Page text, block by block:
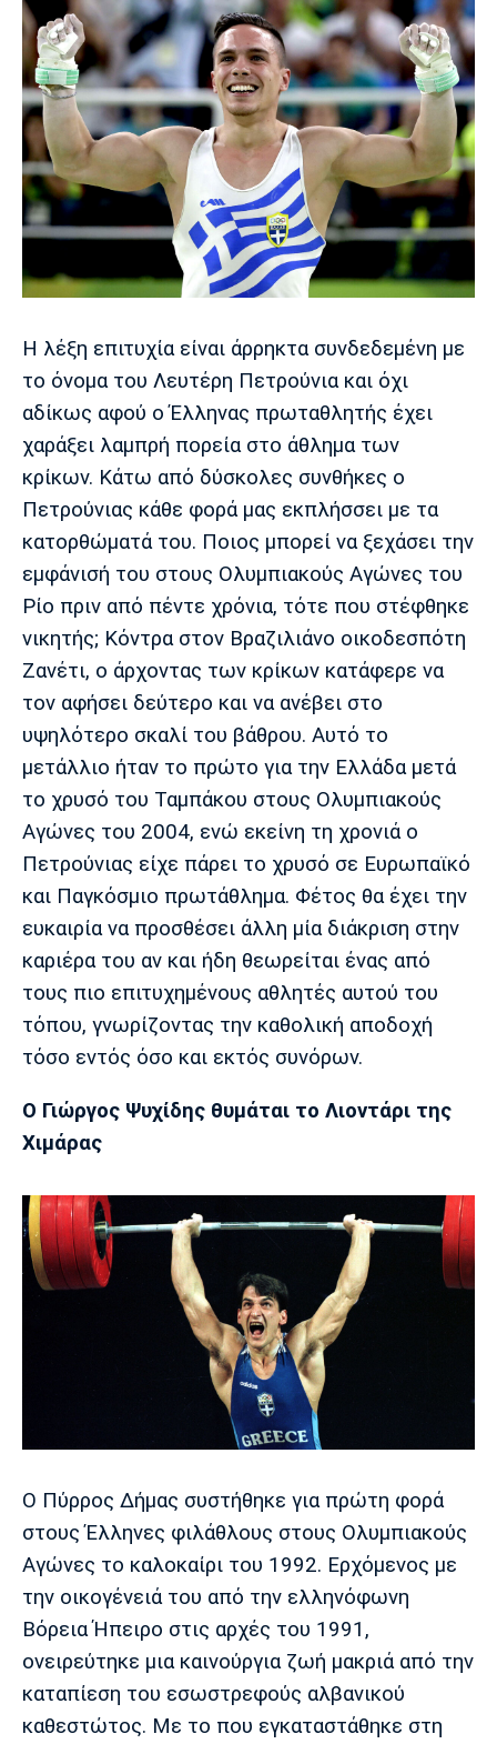
Η λέξη επιτυχία είναι άρρηκτα συνδεδεμένη με
το όνομα του Λευτέρη Πετρούνια και όχι
αδίκως αφού ο Έλληνας πρωταθλητής έχει
χαράξει λαμπρή πορεία στο άθλημα των
κρίκων. Κάτω από δύσκολες συνθήκες ο
Πετρούνιας κάθε φορά μας εκπλήσσει με τα
κατορθώματά του. Ποιος μπορεί να ξεχάσει την
εμφάνισή του στους Ολυμπιακούς Αγώνες του
Ρίο πριν από πέντε χρόνια, τότε που στέφθηκε
νικητής; Κόντρα στον Βραζιλιάνο οικοδεσπότη
Ζανέτι, ο άρχοντας των κρίκων κατάφερε να
τον αφήσει δεύτερο και να ανέβει στο
υψηλότερο σκαλί του βάθρου. Αυτό το
μετάλλιο ήταν το πρώτο για την Ελλάδα μετά
το χρυσό του Ταμπάκου στους Ολυμπιακούς
Αγώνες του 2004, ενώ εκείνη τη χρονιά ο
Πετρούνιας είχε πάρει το χρυσό σε Ευρωπαϊκό
και Παγκόσμιο πρωτάθλημα. Φέτος θα έχει την
ευκαιρία να προσθέσει άλλη μία διάκριση στην
καριέρα του αν και ήδη θεωρείται ένας από
τους πιο επιτυχημένους αθλητές αυτού του
τόπου, γνωρίζοντας την καθολική αποδοχή
τόσο εντός όσο και εκτός συνόρων.
Ο Γιώργος Ψυχίδης θυμάται το Λιοντάρι της
Χιμάρας
Ο Πύρρος Δήμας συστήθηκε για πρώτη φορά
στους Έλληνες φιλάθλους στους Ολυμπιακούς
Αγώνες το καλοκαίρι του 1992. Ερχόμενος με
την οικογένειά του από την ελληνόφωνη
Βόρεια Ήπειρο στις αρχές του 1991,
ονειρεύτηκε μια καινούργια ζωή μακριά από την
καταπίεση του εσωστρεφούς αλβανικού
καθεστώτος. Με το που εγκαταστάθηκε στη